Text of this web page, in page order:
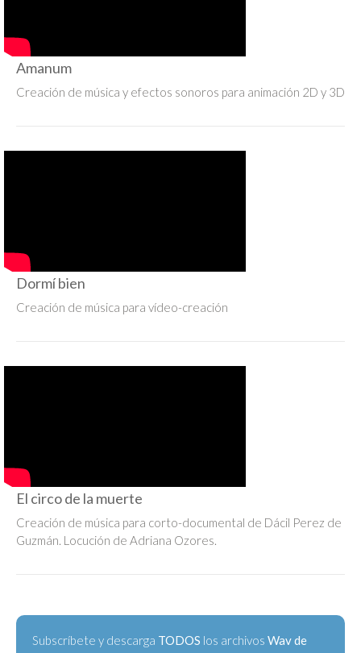
Amanum
Creación de música y efectos sonoros para animación 2D y 3D
Dormí bien
Creación de música para vídeo-creación
El circo de la muerte
Creación de música para corto-documental de Dácil Perez de
Guzmán. Locución de Adriana Ozores.
Subscríbete y descarga TODOS los archivos Wav de